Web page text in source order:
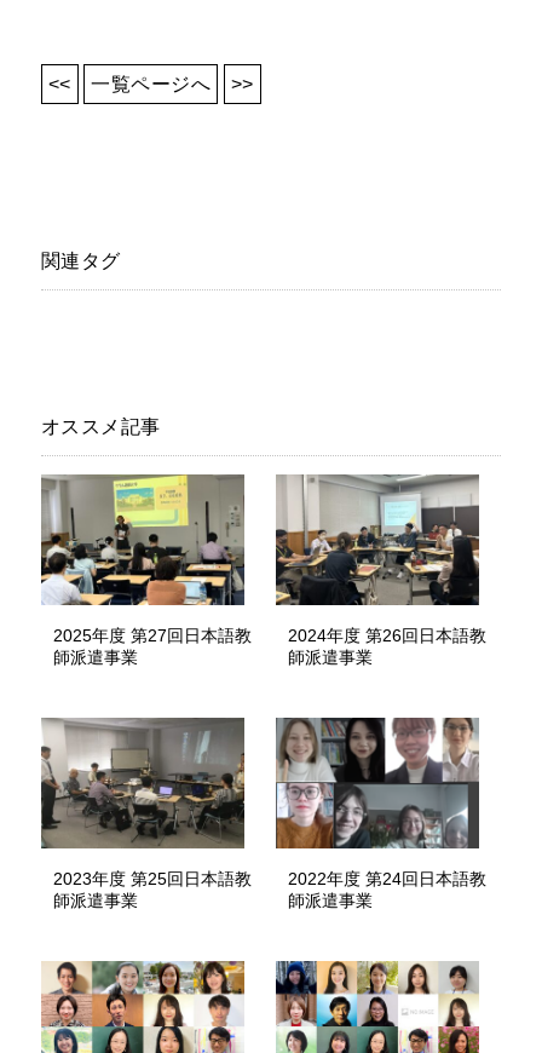
<< 一覧ページへ >>
関連タグ
オススメ記事
2025年度 第27回日本語教
師派遣事業
2024年度 第26回日本語教
師派遣事業
2023年度 第25回日本語教
師派遣事業
2022年度 第24回日本語教
師派遣事業